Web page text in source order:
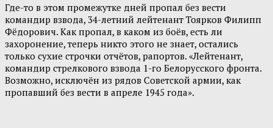
Где-то в этом промежутке дней пропал без вести
командир взвода, 34-летний лейтенант Тоярков Филипп
Фёдорович. Как пропал, в каком из боёв, есть ли
захоронение, теперь никто этого не знает, остались
только сухие строчки отчётов, рапортов. «Лейтенант,
командир стрелкового взвода 1-го Белорусского фронта.
Возможно, исключён из рядов Советской армии, как
пропавший без вести в апреле 1945 года».